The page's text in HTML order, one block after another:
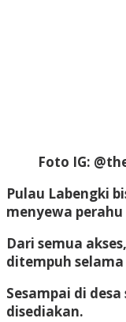
Foto IG:
Pulau Labengki
menyewa
Dari semua
ditempuh
Sesampai di
disediakan.